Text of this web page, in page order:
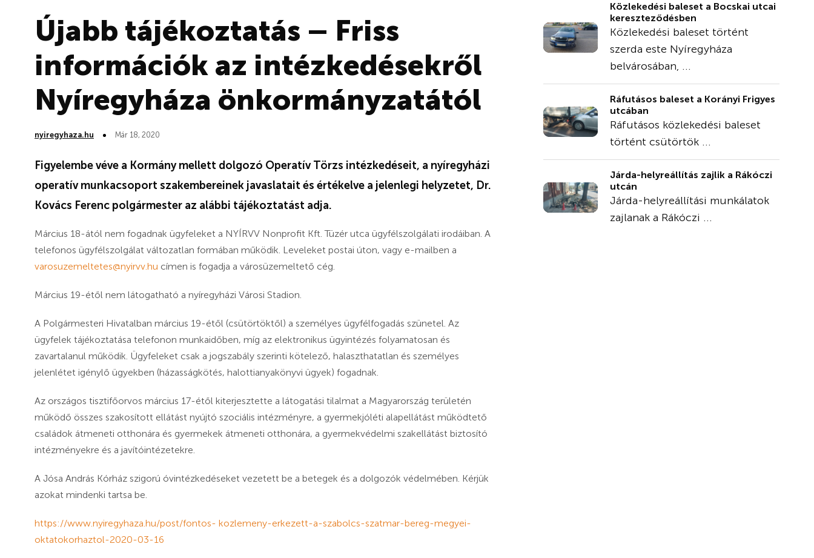
Újabb tájékoztatás – Friss
információk az intézkedésekről
Nyíregyháza önkormányzatától
nyiregyhaza.hu Már 18, 2020
Figyelembe véve a Kormány mellett dolgozó Operatív Törzs intézkedéseit, a nyíregyházi
operatív munkacsoport szakembereinek javaslatait és értékelve a jelenlegi helyzetet, Dr.
Kovács Ferenc polgármester az alábbi tájékoztatást adja.
Március 18-ától nem fogadnak ügyfeleket a NYÍRVV Nonprofit Kft. Tüzér utca ügyfélszolgálati irodáiban. A
telefonos ügyfélszolgálat változatlan formában működik. Leveleket postai úton, vagy e-mailben a
varosuzemeltetes@nyirvv.hu címen is fogadja a városüzemeltető cég.
Március 19-étől nem látogatható a nyíregyházi Városi Stadion.
A Polgármesteri Hivatalban március 19-étől (csütörtöktől) a személyes ügyfélfogadás szünetel. Az
ügyfelek tájékoztatása telefonon munkaidőben, míg az elektronikus ügyintézés folyamatosan és
zavartalanul működik. Ügyfeleket csak a jogszabály szerinti kötelező, halaszthatatlan és személyes
jelenlétet igénylő ügyekben (házasságkötés, halottianyakönyvi ügyek) fogadnak.
Az országos tisztifőorvos március 17-étől kiterjesztette a látogatási tilalmat a Magyarország területén
működő összes szakosított ellátást nyújtó szociális intézményre, a gyermekjóléti alapellátást működtető
családok átmeneti otthonára és gyermekek átmeneti otthonára, a gyermekvédelmi szakellátást biztosító
intézményekre és a javítóintézetekre.
A Jósa András Kórház szigorú óvintézkedéseket vezetett be a betegek és a dolgozók védelmében. Kérjük
azokat mindenki tartsa be.
https://www.nyiregyhaza.hu/post/fontos- kozlemeny-erkezett-a-szabolcs-szatmar-bereg-megyei-
oktatokorhaztol-2020-03-16
Közlekedési baleset a Bocskai utcai
kereszteződésben
Közlekedési baleset történt
szerda este Nyíregyháza
belvárosában, ...
Ráfutásos baleset a Korányi Frigyes
utcában
Ráfutásos közlekedési baleset
történt csütörtök ...
Járda-helyreállítás zajlik a Rákóczi
utcán
Járda-helyreállítási munkálatok
zajlanak a Rákóczi ...